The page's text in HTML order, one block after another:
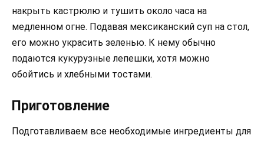
накрыть кастрюлю и тушить около часа на
медленном огне. Подавая мексиканский суп на стол,
его можно украсить зеленью. К нему обычно
подаются кукурузные лепешки, хотя можно
обойтись и хлебными тостами.
Приготовление
Подготавливаем все необходимые ингредиенты для